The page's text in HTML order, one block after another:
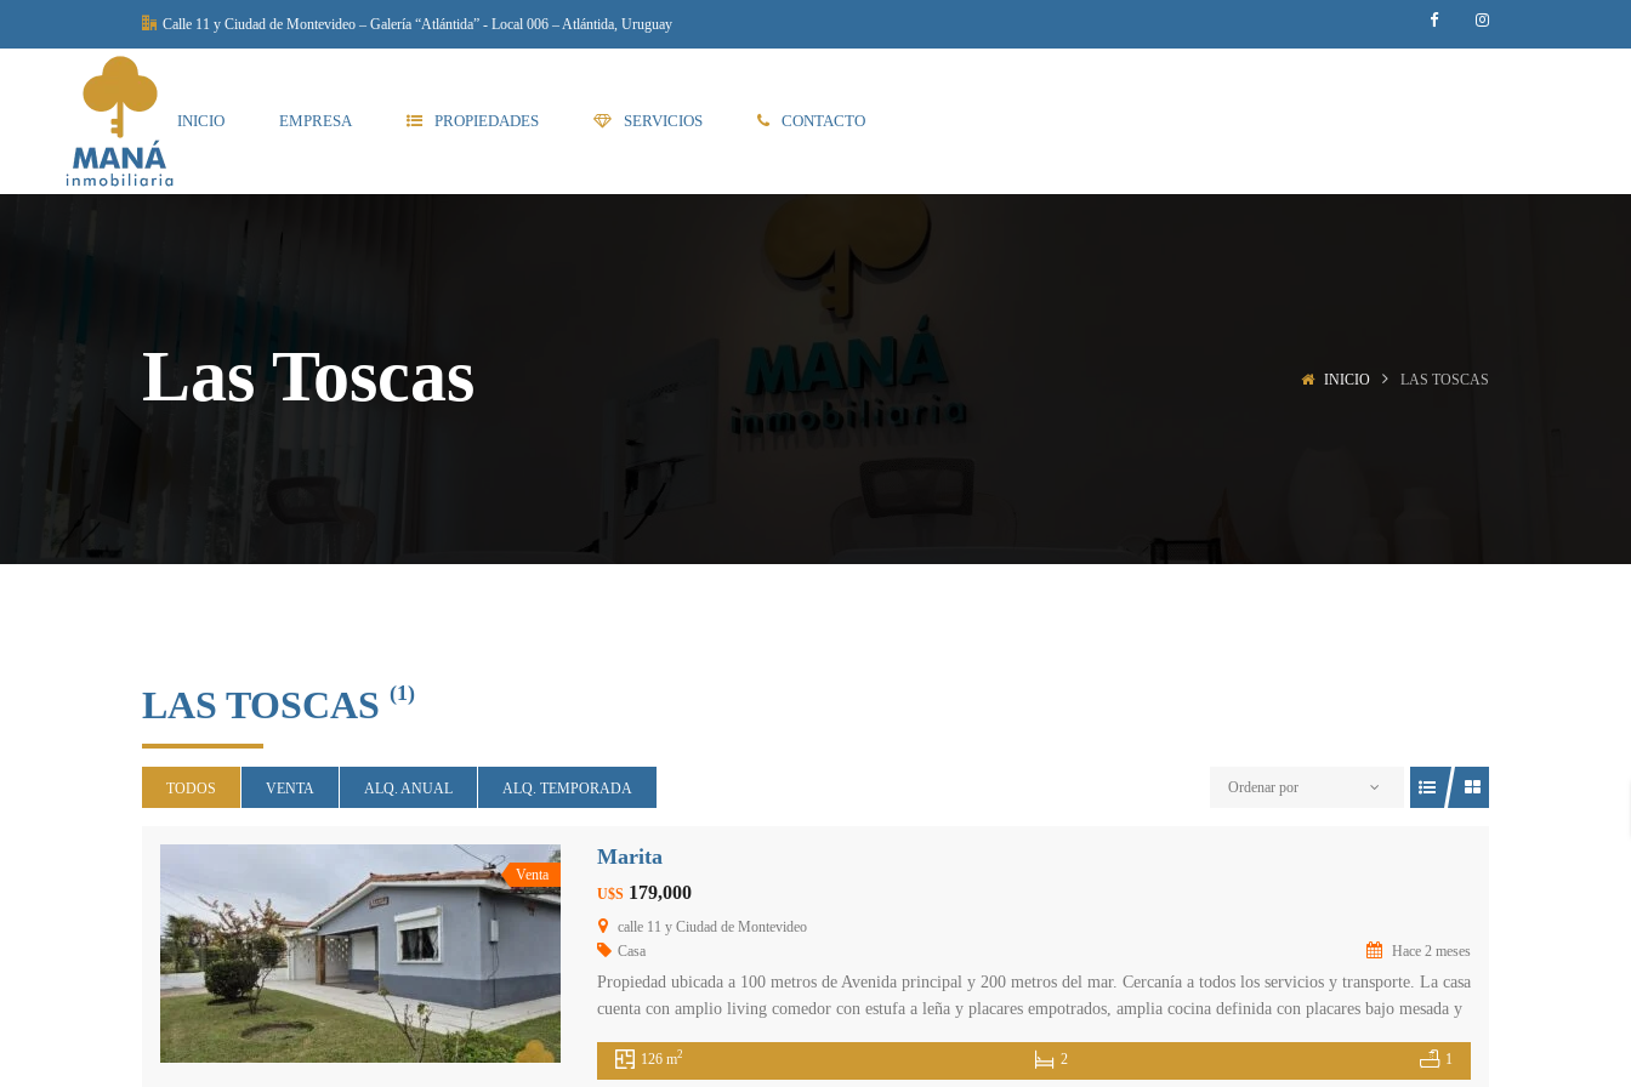
Calle 11 y Ciudad de Montevideo – Galería “Atlántida” - Local 006 – Atlántida, Uruguay
INICIO EMPRESA PROPIEDADES SERVICIOS CONTACTO
Las Toscas INICIO LAS TOSCAS
LAS TOSCAS (1)
TODOS VENTA ALQ. ANUAL ALQ. TEMPORADA Ordenar por
Venta
Marita
U$S 179,000
calle 11 y Ciudad de Montevideo
Casa
Hace 2 meses
Propiedad ubicada a 100 metros de Avenida principal y 200 metros del mar. Cercanía a todos los servicios y transporte. La casa
cuenta con amplio living comedor con estufa a leña y placares empotrados, amplia cocina definida con placares bajo mesada y
126 m2 2 1